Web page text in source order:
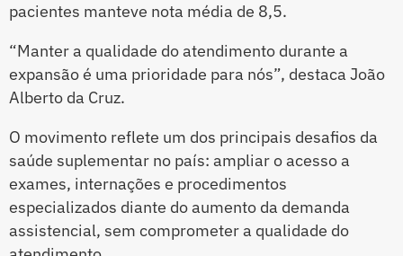
pacientes manteve nota média de 8,5.
“Manter a qualidade do atendimento durante a
expansão é uma prioridade para nós”, destaca João
Alberto da Cruz.
O movimento reflete um dos principais desafios da
saúde suplementar no país: ampliar o acesso a
exames, internações e procedimentos
especializados diante do aumento da demanda
assistencial, sem comprometer a qualidade do